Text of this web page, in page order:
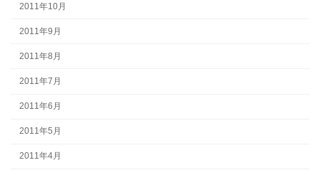
2011年10月
2011年9月
2011年8月
2011年7月
2011年6月
2011年5月
2011年4月